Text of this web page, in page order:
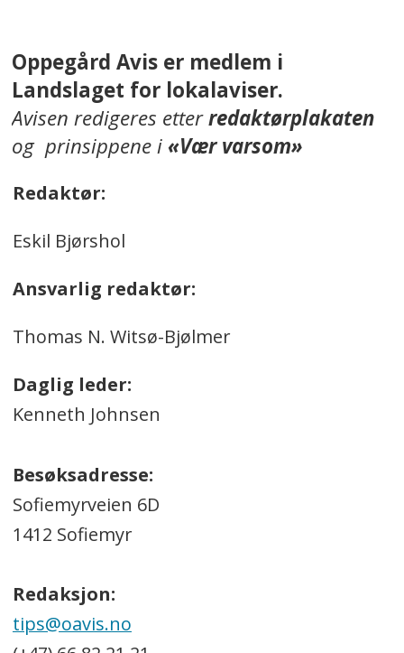
Oppegård Avis er medlem i
Landslaget for lokalaviser.
Avisen redigeres etterredaktørplakaten
og prinsippene i«Vær varsom»
Redaktør:
Eskil Bjørshol
Ansvarlig redaktør:
Thomas N. Witsø-Bjølmer
Daglig leder:
Kenneth Johnsen
Besøksadresse:
Sofiemyrveien 6D
1412 Sofiemyr
Redaksjon:
tips@oavis.no